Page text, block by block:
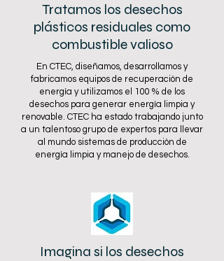
Tratamos los desechos
plásticos residuales como
combustible valioso
En CTEC, diseñamos, desarrollamos y
fabricamos equipos de recuperación de
energía y utilizamos el 100 % de los
desechos para generar energía limpia y
renovable. CTEC ha estado trabajando junto
a un talentoso grupo de expertos para llevar
al mundo sistemas de producción de
energía limpia y manejo de desechos.
Imagina si los desechos